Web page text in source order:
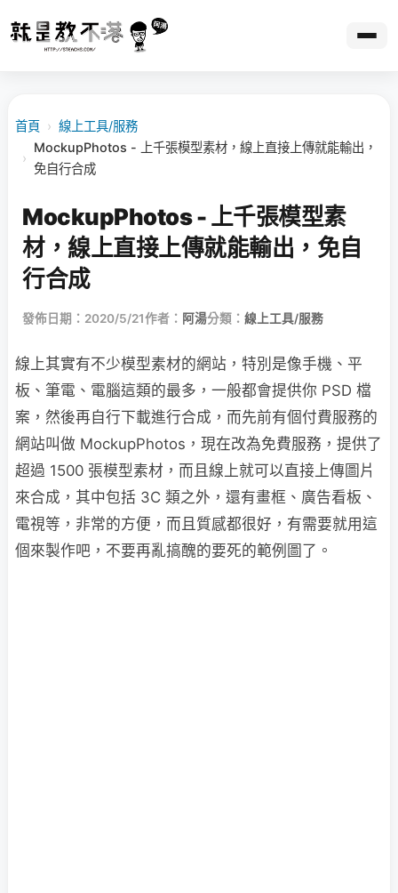
首頁 › 線上工具/服務
›
MockupPhotos - 上千張模型素材，線上直接上傳就能輸出，
免自行合成
MockupPhotos - 上千張模型素
材，線上直接上傳就能輸出，免自
行合成
發佈日期：2020/5/21作者： 阿湯分類： 線上工具/服務
線上其實有不少模型素材的網站，特別是像手機、平
板、筆電、電腦這類的最多，一般都會提供你 PSD 檔
案，然後再自行下載進行合成，而先前有個付費服務的
網站叫做 MockupPhotos，現在改為免費服務，提供了
超過 1500 張模型素材，而且線上就可以直接上傳圖片
來合成，其中包括 3C 類之外，還有畫框、廣告看板、
電視等，非常的方便，而且質感都很好，有需要就用這
個來製作吧，不要再亂搞醜的要死的範例圖了。